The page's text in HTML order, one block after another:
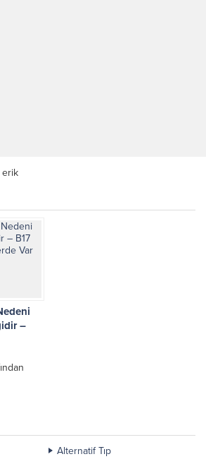
erik
–
bir
Alternatif Tıp